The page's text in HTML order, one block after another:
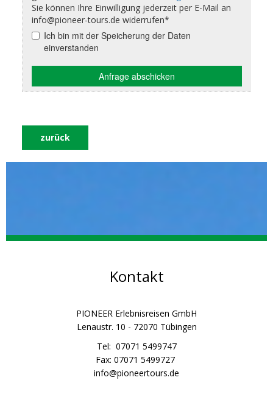
zurück
Kontakt
PIONEER Erlebnisreisen GmbH
Lenaustr. 10 - 72070 Tübingen
Tel: 07071 5499747
Fax: 07071 5499727
info@pioneertours.de